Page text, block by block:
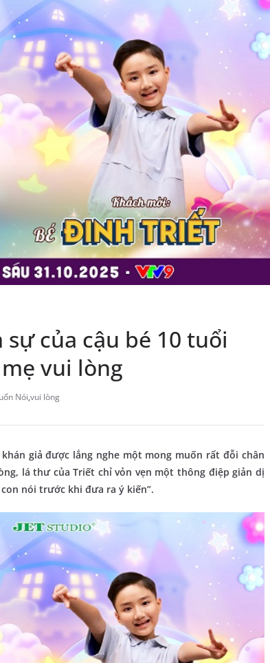
của cậu bé 10 tuổi
vui lòng
Nói,vui lòng
giả được lắng nghe một mong muốn rất đỗi chân
lá thư của Triết chỉ vỏn vẹn một thông điệp giản dị
nói trước khi đưa ra ý kiến”.